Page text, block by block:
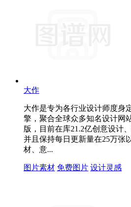
大作
大作是专为各行业设计师度身
擎，聚合全球众多知名设计网
版，目前在库21.2亿创意设计
并且保持每日更新量在25万张
材、意...
图片素材 免费图片 设计灵感